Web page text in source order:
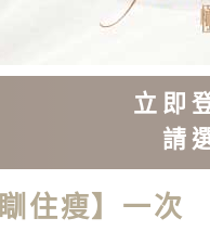
立即
請
住瘦】一次